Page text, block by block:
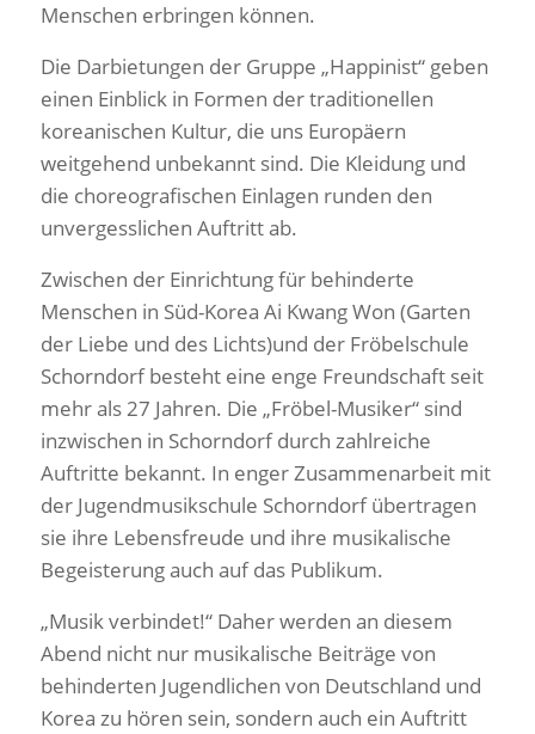
Menschen erbringen können.
Die Darbietungen der Gruppe „Happinist“ geben
einen Einblick in Formen der traditionellen
koreanischen Kultur, die uns Europäern
weitgehend unbekannt sind. Die Kleidung und
die choreografischen Einlagen runden den
unvergesslichen Auftritt ab.
Zwischen der Einrichtung für behinderte
Menschen in Süd-Korea Ai Kwang Won (Garten
der Liebe und des Lichts)und der Fröbelschule
Schorndorf besteht eine enge Freundschaft seit
mehr als 27 Jahren. Die „Fröbel-Musiker“ sind
inzwischen in Schorndorf durch zahlreiche
Auftritte bekannt. In enger Zusammenarbeit mit
der Jugendmusikschule Schorndorf übertragen
sie ihre Lebensfreude und ihre musikalische
Begeisterung auch auf das Publikum.
„Musik verbindet!“ Daher werden an diesem
Abend nicht nur musikalische Beiträge von
behinderten Jugendlichen von Deutschland und
Korea zu hören sein, sondern auch ein Auftritt